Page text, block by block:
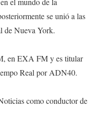
se unió a las
de Nueva York.
en EXA FM y es titular
Real por ADN40.
como conductor de